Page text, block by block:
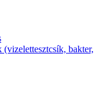
(vizelettesztcsík, bakter,